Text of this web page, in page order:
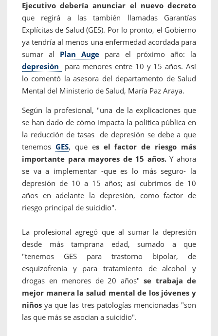
Ejecutivo debería anunciar el nuevo decreto
que regirá a las también llamadas Garantías
Explícitas de Salud (GES). Por lo pronto, el Gobierno
ya tendría al menos una enfermedad acordada para
sumar al Plan Auge para el próximo año: la
depresión
para menores entre 10 y 15 años. Así
lo comentó la asesora del departamento de Salud
Mental del Ministerio de Salud, María Paz Araya.
Según la profesional, "una de la explicaciones que
se han dado de cómo impacta la política pública en
la reducción de tasas de depresión se debe a que
tenemos GES, que es el factor de riesgo más
importante para mayores de 15 años.Y ahora
se va a implementar -que es lo más seguro- la
depresión de 10 a 15 años; así cubrimos de 10
años en adelante la depresión, como factor de
riesgo principal de suicidio".
La profesional agregó que al sumar la depresión
desde más tamprana edad, sumado a que
"tenemos GES para trastorno bipolar, de
esquizofrenia y para tratamiento de alcohol y
drogas en menores de 20 años" se trabaja de
mejor manera la salud mental de los jóvenes y
niños ya que las tres patologías mencionadas "son
las que más se asocian a suicidio".